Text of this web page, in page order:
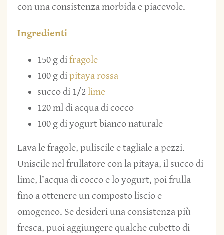
con una consistenza morbida e piacevole.
Ingredienti
150 g difragole
100 g dipitaya rossa
succo di 1/2 lime
120 ml di acqua di cocco
100 g di yogurt bianco naturale
Lava le fragole, puliscile e tagliale a pezzi.
Uniscile nel frullatore con la pitaya, il succo di
lime, l’acqua di cocco e lo yogurt, poi frulla
fino a ottenere un composto liscio e
omogeneo. Se desideri una consistenza più
fresca, puoi aggiungere qualche cubetto di